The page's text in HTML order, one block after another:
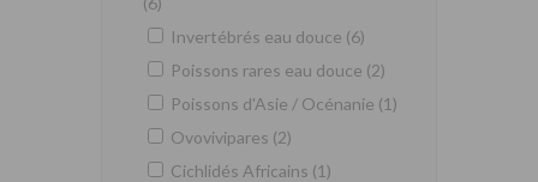
Invertébrés eau douce (6)
Poissons rares eau douce (2)
Poissons d'Asie / Océnanie (1)
Ovovivipares (2)
Cichlidés Africains (1)